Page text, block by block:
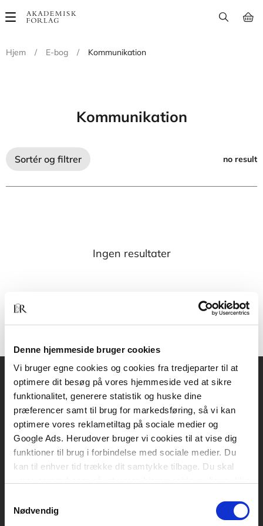
Denne hjemmeside bruger cookies
Vi bruger egne cookies og cookies fra tredjeparter til at
optimere dit besøg på vores hjemmeside ved at sikre
funktionalitet, generere statistik og huske dine
præferencer samt til brug for markedsføring, så vi kan
optimere vores reklametiltag på sociale medier og
Google Ads. Herudover bruger vi cookies til at vise dig
funktioner til brug i forbindelse med sociale medier. Du
kan til enhver tid trække dit samtykke tilbage. Du skal
tilbagetrækker et samtykke.
Nødvendig
Main
Hjem
/ E-bog / Kommunikation
Kommunikation
Sortér og filtrer no result
Ingen resultater
Akademisk Forlag
Vognmagergade 11
1120 København K
CVR 76351910
Kontakt kundeservice